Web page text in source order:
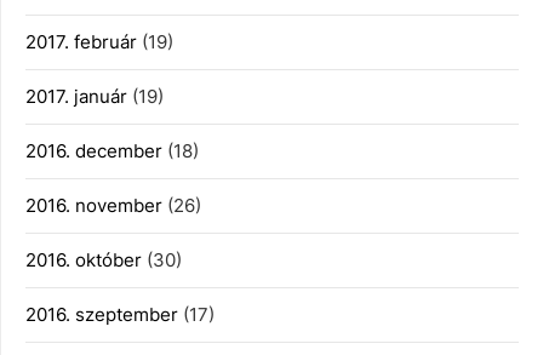
2017. február (19)
2017. január (19)
2016. december (18)
2016. november (26)
2016. október (30)
2016. szeptember (17)